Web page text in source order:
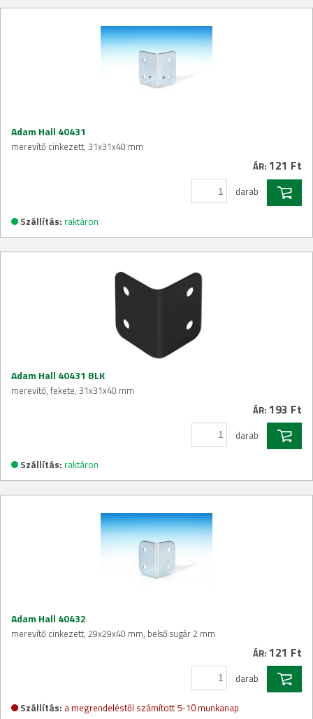
Adam Hall 40431
merevítő cinkezett, 31x31x40 mm
ÁR: 121 Ft
darab
Szállítás: raktáron
Adam Hall 40431 BLK
merevítő, fekete, 31x31x40 mm
ÁR: 193 Ft
darab
Szállítás: raktáron
Adam Hall 40432
merevítő cinkezett, 29x29x40 mm, belső sugár 2 mm
ÁR: 121 Ft
darab
Szállítás: a megrendeléstől számított 5-10 munkanap